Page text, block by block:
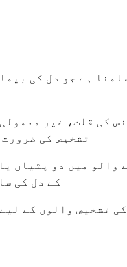
ہے جو دل کی
کی قلت، غیر
تشخیص کی
والو میں دو پٹیاں
کے دل کی
تشخیص والوں کے